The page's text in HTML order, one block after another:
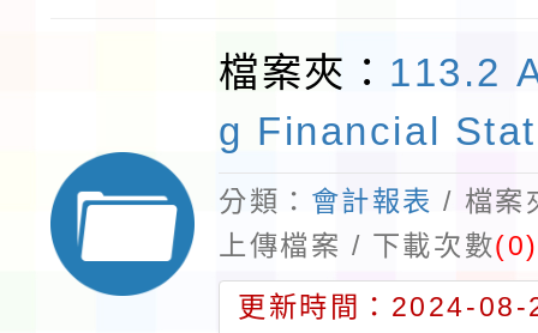
檔案夾： 113.2
g Financial
分類： 會計報表 / 檔案
上傳檔案 / 下載次數(0)
更新時間：2024-